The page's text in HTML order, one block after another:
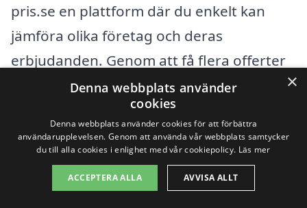
pris.se en plattform där du enkelt kan
jämföra olika företag och deras
erbjudanden. Genom att få flera offerter
kan du tryggt välja det bästa alternativet
Det finns många professionella företag i
närheten av Finnerödja som specialiserar
×
Denna webbplats använder
cookies
Denna webbplats använder cookies för att förbättra
användarupplevelsen. Genom att använda vår webbplats samtycker
du till alla cookies i enlighet med vår cookiepolicy. Läs mer
ACCEPTERA ALLA AVVISA ALLT